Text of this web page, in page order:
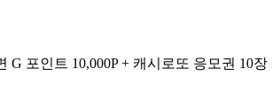
G 포인트 10,000P + 캐시로또 응모권 10장